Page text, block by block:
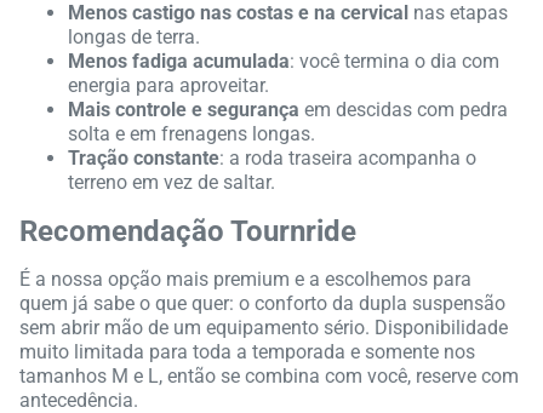
Menos castigo nas costas e na cervical nas etapas
longas de terra.
Menos fadiga acumulada: você termina o dia com
energia para aproveitar.
Mais controle e segurança em descidas com pedra
solta e em frenagens longas.
Tração constante: a roda traseira acompanha o
terreno em vez de saltar.
Recomendação Tournride
É a nossa opção mais premium e a escolhemos para
quem já sabe o que quer: o conforto da dupla suspensão
sem abrir mão de um equipamento sério. Disponibilidade
muito limitada para toda a temporada e somente nos
tamanhos M e L, então se combina com você, reserve com
antecedência.